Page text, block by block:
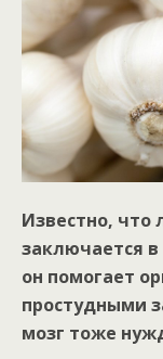
Известно, что
заключается
он помогает
простудными
мозг тоже